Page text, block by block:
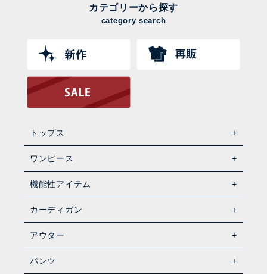
カテゴリーから探す
category search
トップス
ワンピース
機能性アイテム
カーディガン
アウター
パンツ